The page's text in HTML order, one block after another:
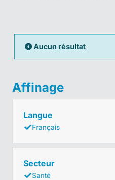
Aucun résultat
Affinage
Langue
Français
Secteur
Santé